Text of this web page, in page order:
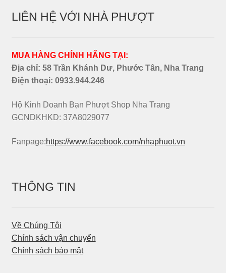
LIÊN HỆ VỚI NHÀ PHƯỢT
MUA HÀNG CHÍNH HÃNG TẠI:
Địa chỉ: 58 Trần Khánh Dư, Phước Tân, Nha Trang
Điện thoại: 0933.944.246
Hộ Kinh Doanh Bạn Phượt Shop Nha Trang
GCNDKHKD: 37A8029077
Fanpage:https://www.facebook.com/nhaphuot.vn
THÔNG TIN
Về Chúng Tôi
Chính sách vận chuyển
Chính sách bảo mật